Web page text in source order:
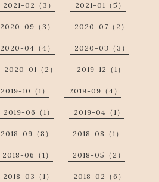
2021-02（3） 2021-01（5）
2020-09（3） 2020-07（2）
2020-04（4） 2020-03（3）
2020-01（2） 2019-12（1）
2019-10（1） 2019-09（4）
2019-06（1） 2019-04（1）
2018-09（8） 2018-08（1）
2018-06（1） 2018-05（2）
2018-03（1） 2018-02（6）